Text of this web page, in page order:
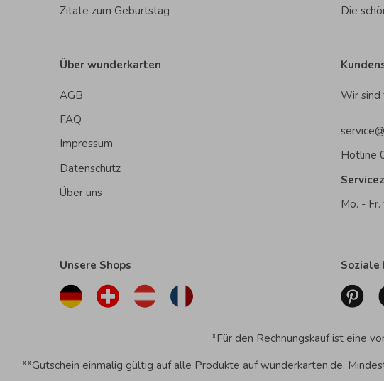
Zitate zum Geburtstag
Die
Über wunderkarten
AGB
FAQ
Impressum
Datenschutz
Über uns
Wir sind
Hotline
Mo. -
Unsere Shops Soziale
*Für den Rechnungskauf ist eine
**Gutschein einmalig gültig auf alle Produkte auf wunderkarten.de.